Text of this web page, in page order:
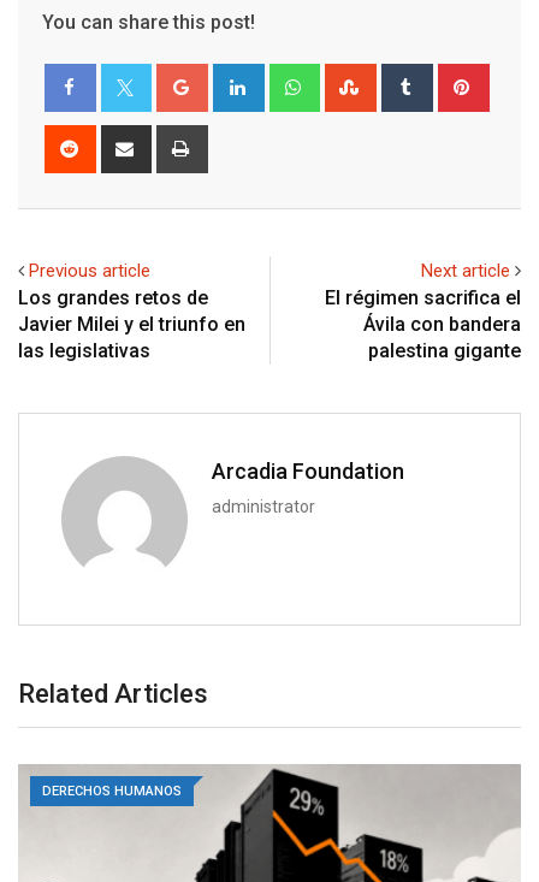
You can share this post!
Google+ LinkedIn WhatsappStumbleUpon
Tumblr
Reddit
Share
Previous article
Los grandes retos de
Javier Milei y el triunfo en
las legislativas
Next article
El régimen sacrifica el
Ávila con bandera
palestina gigante
Arcadia Foundation
administrator
Related Articles
DERECHOS HUMANOS